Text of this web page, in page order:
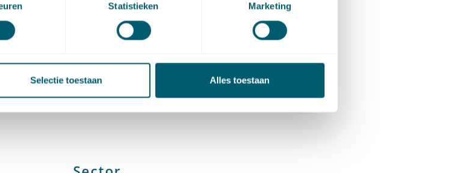
Statistieken Marketing
Selectie toestaan Alles toestaan
Londen, De Brauw Blackstone Westbroek in de
en laatstelijk bij CMS Advocaten in